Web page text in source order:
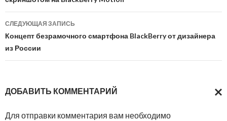
записям
СЛЕДУЮЩАЯ ЗАПИСЬ
Концепт безрамочного смартфона BlackBerry от дизайнера
из России
ДОБАВИТЬ КОММЕНТАРИЙ
Для отправки комментария вам необходимо